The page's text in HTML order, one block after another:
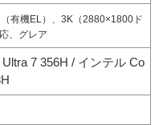
有機EL）、3K（2880×1800ド
、グレア
7 356H / インテル Co